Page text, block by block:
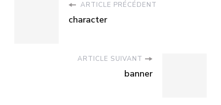
ARTICLE PRÉCÉDENT
character
ARTICLE SUIVANT
banner